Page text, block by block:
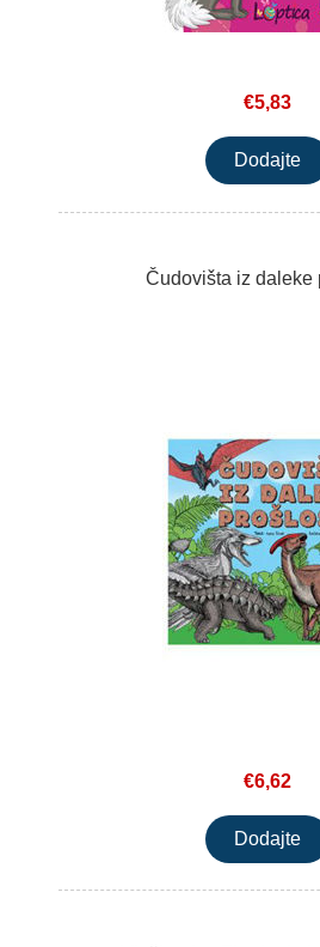
€5,83
Čudovišta iz daleke
€6,62